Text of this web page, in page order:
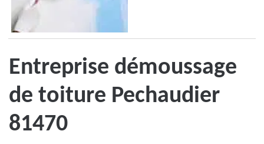
Entreprise démoussage
de toiture Pechaudier
81470